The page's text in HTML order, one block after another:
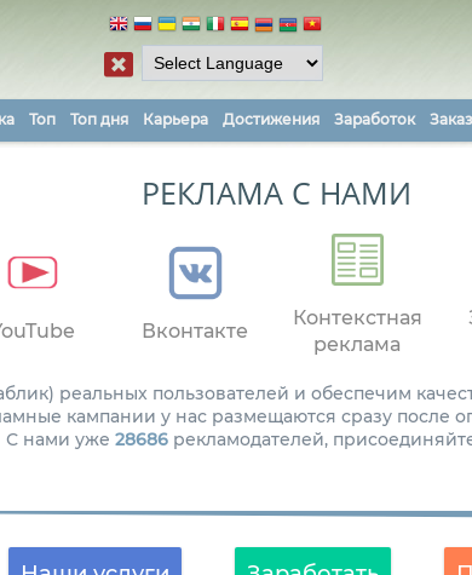
Топ Топ дня Карьера Достижения Заработок
РЕКЛАМА С НАМИ
Вконтакте
Контекстная
реклама
реальных пользователей и обеспечим
кампании у нас размещаются сразу после
С нами уже 28686рекламодателей,